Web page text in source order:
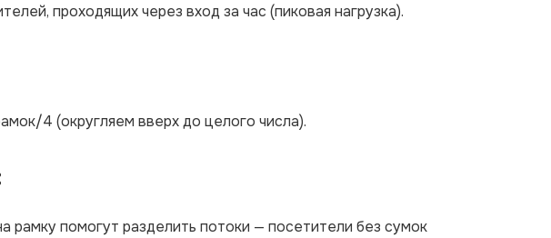
проходящих через вход за час (пиковая нагрузка).
4 (округляем вверх до целого числа).
рамку помогут разделить потоки — посетители без сумок